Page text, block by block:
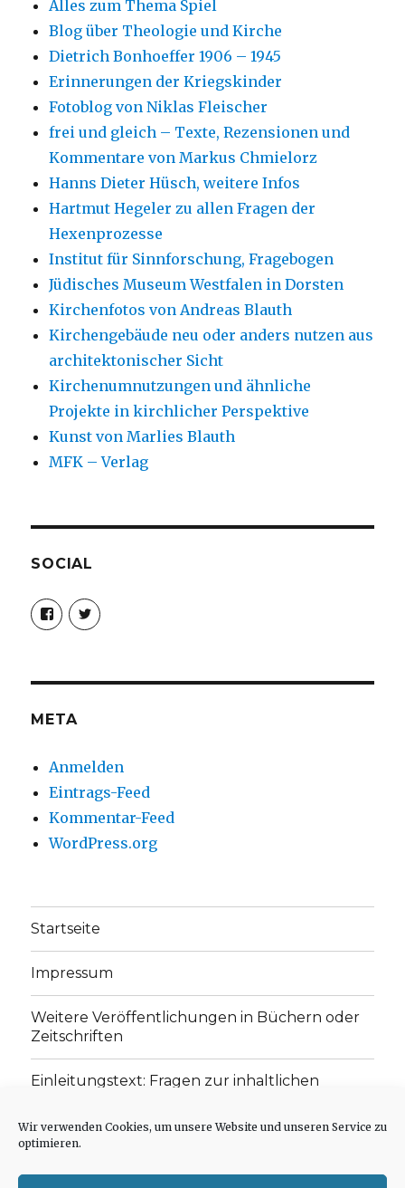
Wir verwenden Cookies, um unsere Website und unseren Service zu
optimieren.
Alles zum Thema Spiel
Blog über Theologie und Kirche
Dietrich Bonhoeffer 1906 – 1945
Erinnerungen der Kriegskinder
Fotoblog von Niklas Fleischer
frei und gleich – Texte, Rezensionen und
Kommentare von Markus Chmielorz
Hanns Dieter Hüsch, weitere Infos
Hartmut Hegeler zu allen Fragen der
Hexenprozesse
Institut für Sinnforschung, Fragebogen
Jüdisches Museum Westfalen in Dorsten
Kirchenfotos von Andreas Blauth
Kirchengebäude neu oder anders nutzen aus
architektonischer Sicht
Kirchenumnutzungen und ähnliche
Projekte in kirchlicher Perspektive
Kunst von Marlies Blauth
MFK – Verlag
SOCIAL
Profil
von
christoph.fleischer1
anzeigen
Profil
von
anzeigen
META
Anmelden
Eintrags-Feed
Kommentar-Feed
WordPress.org
Startseite
Impressum
Weitere Veröffentlichungen in Büchern oder
Zeitschriften
Einleitungstext: Fragen zur inhaltlichen
„schwachen Glaubens“